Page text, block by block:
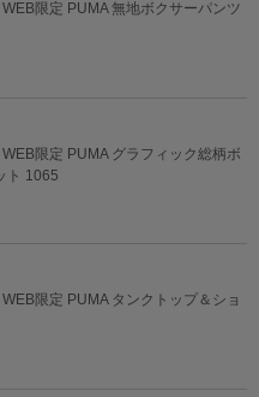
限定 PUMA 無地ボクサーパンツ
限定 PUMA グラフィック総柄ボ
ト 1065
限定 PUMA タンクトップ＆ショ